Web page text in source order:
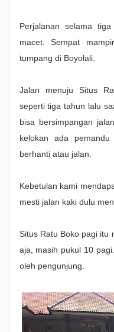
Perjalanan selama
macet. Sempat
tumpang di Boyolali.
Jalan menuju Situs
seperti tiga tahun lalu
bisa bersimpangan
kelokan ada
berhanti atau jalan.
Kebetulan kami
mesti jalan kaki dulu
Situs Ratu Boko pagi itu
aja, masih pukul 10
oleh pengunjung.